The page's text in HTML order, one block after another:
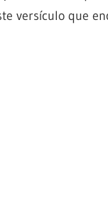
versículo que